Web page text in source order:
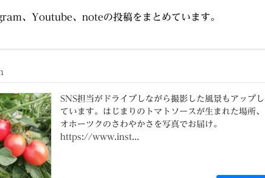
、Youtube、noteの投稿をまとめています。
SNS担当がドライブしながら撮影した風景もアップし
ています。はじまりのトマトソースが生まれた場所、
オホーツクのさわやかさを写真でお届け。
https://www.inst...